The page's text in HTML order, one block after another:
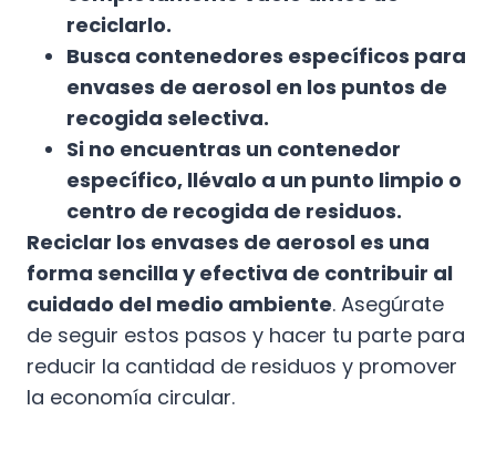
reciclarlo.
Busca contenedores específicos para
envases de aerosol en los puntos de
recogida selectiva.
Si no encuentras un contenedor
específico, llévalo a un punto limpio o
centro de recogida de residuos.
Reciclar los envases de aerosol es una
forma sencilla y efectiva de contribuir al
cuidado del medio ambiente. Asegúrate
de seguir estos pasos y hacer tu parte para
reducir la cantidad de residuos y promover
la economía circular.